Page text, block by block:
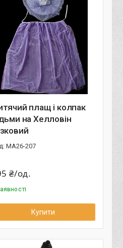
плащ і колпак
на Хелловін
МА26-207
₴/од.
Купити